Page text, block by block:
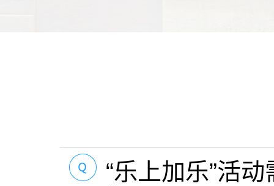
“乐上加乐”活